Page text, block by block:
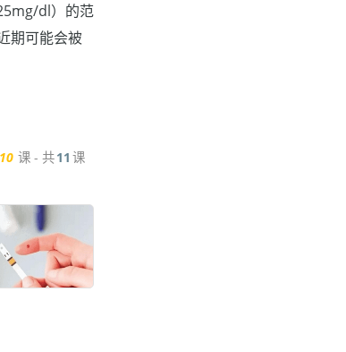
dl）的范
期可能会被
10 课 - 共11 课